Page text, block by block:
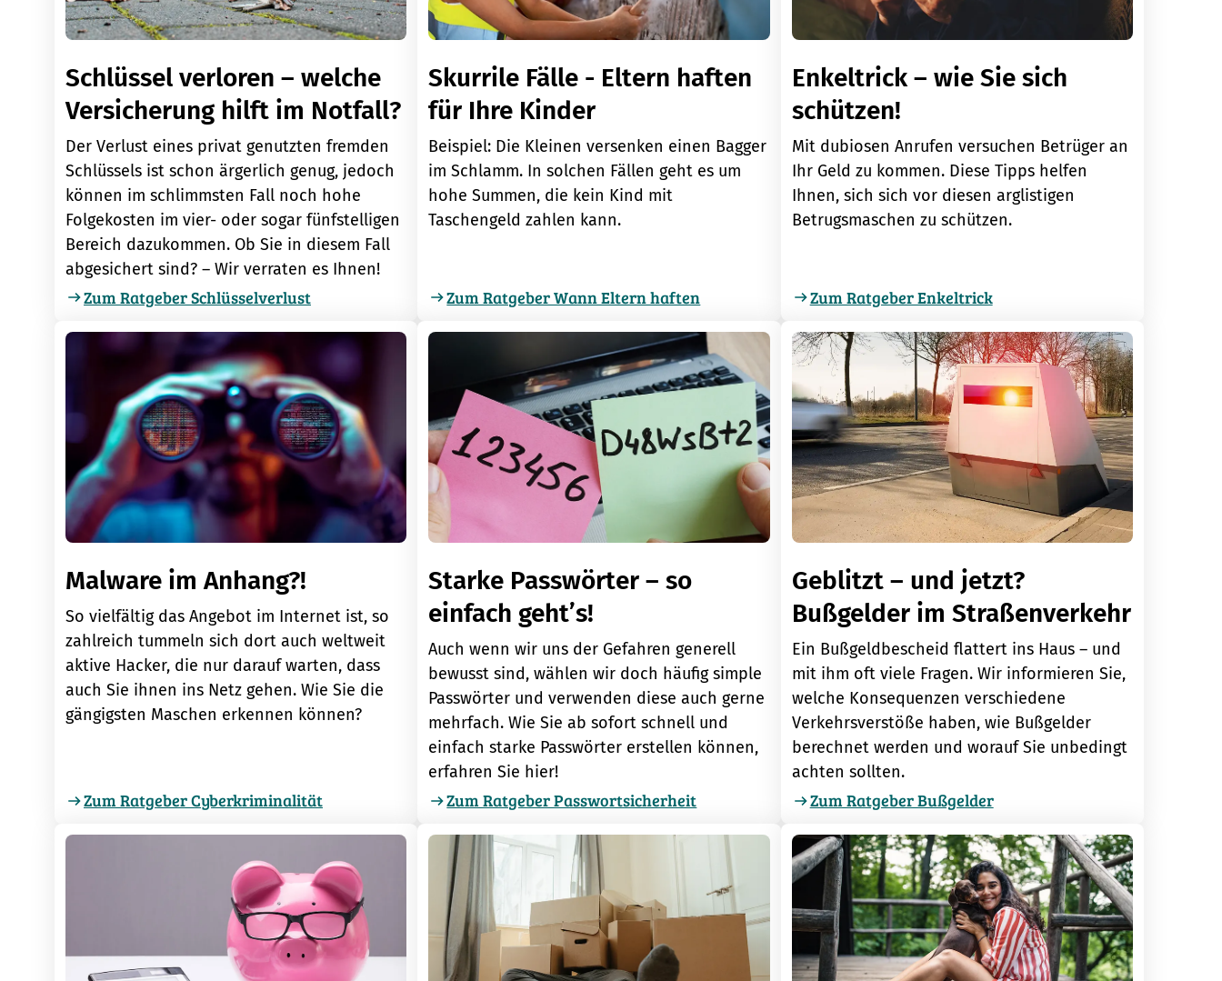
Schlüssel verloren – welche
Versicherung hilft im Notfall?
Der Verlust eines privat genutzten fremden
Schlüssels ist schon ärgerlich genug, jedoch
können im schlimmsten Fall noch hohe
Folgekosten im vier- oder sogar fünfstelligen
Bereich dazukommen. Ob Sie in diesem Fall
abgesichert sind? – Wir verraten es Ihnen!
Zum Ratgeber Schlüsselverlust
Skurrile Fälle - Eltern haften
für Ihre Kinder
Beispiel: Die Kleinen versenken einen Bagger
im Schlamm. In solchen Fällen geht es um
hohe Summen, die kein Kind mit
Taschengeld zahlen kann.
Zum Ratgeber Wann Eltern haften
Enkeltrick – wie Sie sich
schützen!
Mit dubiosen Anrufen versuchen Betrüger an
Ihr Geld zu kommen. Diese Tipps helfen
Ihnen, sich sich vor diesen arglistigen
Betrugsmaschen zu schützen.
Zum Ratgeber Enkeltrick
Malware im Anhang?!
So vielfältig das Angebot im Internet ist, so
zahlreich tummeln sich dort auch weltweit
aktive Hacker, die nur darauf warten, dass
auch Sie ihnen ins Netz gehen. Wie Sie die
gängigsten Maschen erkennen können?
Zum Ratgeber Cyberkriminalität
Starke Passwörter – so
einfach geht’s!
Auch wenn wir uns der Gefahren generell
bewusst sind, wählen wir doch häufig simple
Passwörter und verwenden diese auch gerne
mehrfach. Wie Sie ab sofort schnell und
einfach starke Passwörter erstellen können,
erfahren Sie hier!
Zum Ratgeber Passwortsicherheit
Geblitzt – und jetzt?
Bußgelder im Straßenverkehr
Ein Bußgeldbescheid flattert ins Haus – und
mit ihm oft viele Fragen. Wir informieren Sie,
welche Konsequenzen verschiedene
Verkehrsverstöße haben, wie Bußgelder
berechnet werden und worauf Sie unbedingt
achten sollten.
Zum Ratgeber Bußgelder